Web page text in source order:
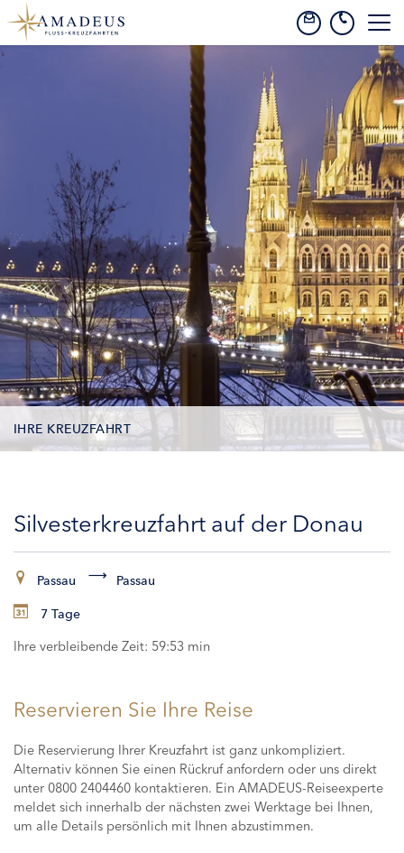
IHRE KREUZFAHRT
KABINEN
Silvesterkreuzfahrt auf der Donau
Passau Passau
7 Tage
Ihre verbleibende Zeit: 59:53 min
Reservieren Sie Ihre Reise
Die Reservierung Ihrer Kreuzfahrt ist ganz unkompliziert.
Alternativ können Sie einen Rückruf anfordern oder uns direkt
unter 0800 2404460 kontaktieren. Ein AMADEUS-Reiseexperte
meldet sich innerhalb der nächsten zwei Werktage bei Ihnen,
um alle Details persönlich mit Ihnen abzustimmen.